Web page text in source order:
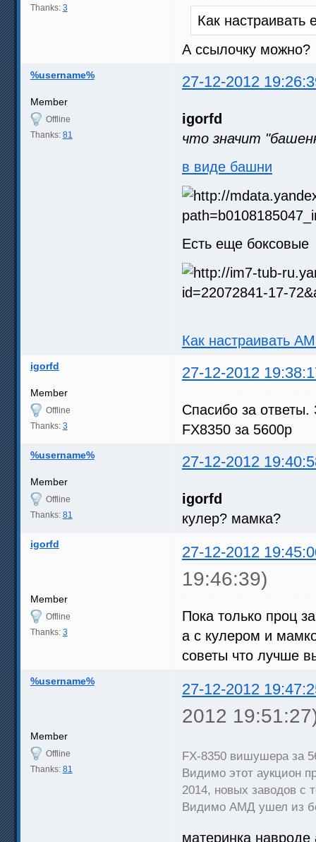
Thanks: 3
Как настраивать
А ссылочку можно?
%username% 27-12-2012
Member
Offline
Thanks: 81
igorfd
что значит
в виде башни
Есть еще боксовые
Как настраивать
igorfd 27-12-2012
Member
Offline
Thanks: 3
Спасибо за
FX8350 за 5600р
%username% 27-12-2012
Member
Offline
Thanks: 81
igorfd
кулер? мамка?
igorfd 27-12-2012
19:46:39)
Member
Offline
Thanks: 3
Пока только проц
а с кулером и
советы что лучше
%username% 27-12-2012
2012
Member
Offline
Thanks: 81
FX-8350 вишушера за
Видимо этот аукцион
2014, новых заводов с
Видимо АМД ушел из
материнка навроде